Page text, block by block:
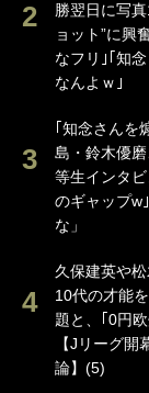
勝翌日に写
ョット”に興
なフリ｣｢知
なんよｗ｣
｢知念さん
島・鈴木優
等生インタビ
のギャップw
な」
久保建英や
10代の才能
題と、｢0円
【Jリーグ開
論】(5)